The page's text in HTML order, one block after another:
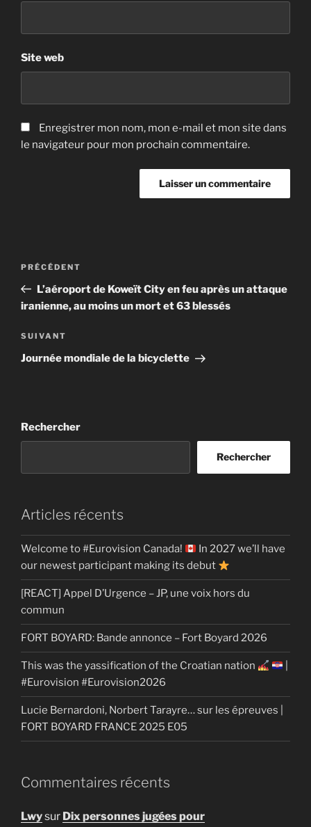
Site web
Enregistrer mon nom, mon e-mail et mon site dans
le navigateur pour mon prochain commentaire.
Navigation
l’article
Article
précédent
PRÉCÉDENT
L’aéroport de Koweït City en feu après un attaque
iranienne, au moins un mort et 63 blessés
Article
suivant
SUIVANT
Journée mondiale de la bicyclette
Rechercher
Rechercher
Articles récents
Welcome to #Eurovision Canada!
In 2027 we’ll have
our newest participant making its debut
[REACT] Appel D’Urgence – JP, une voix hors du
commun
FORT BOYARD: Bande annonce – Fort Boyard 2026
This was the yassification of the Croatian nation
#Eurovision #Eurovision2026
Lucie Bernardoni, Norbert Tarayre… sur les épreuves |
FORT BOYARD FRANCE 2025 E05
Commentaires récents
Lwysur Dix personnes jugées pour